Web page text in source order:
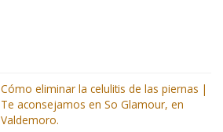
Cómo eliminar la celulitis de las piernas |
Te aconsejamos en So Glamour, en
Valdemoro.